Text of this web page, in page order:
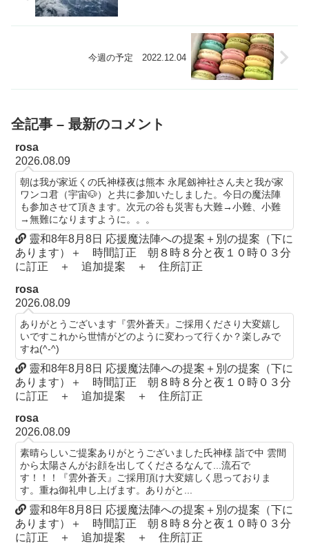
今週の予定 2022.12.04
全記事 – 最新のコメント
rosa
2026.08.09
朝は我が家近くの氏神様夜は熊本 永尾劔神社さん夫と我が家
ワンコ君（宇宙🐶）と共に参加いたしました。今日の魔法陣
も参加させて頂きます。次元の谷も災害も大難→小難、小難
→無難になりますように。。。
靈和8年8月8日 応援魔法陣への提案＋別の提案（下に
あります）＋ 時間訂正 朝８時８分と夜１０時０３分
に訂正 ＋ 追加提案 ＋ 住所訂正
rosa
2026.08.09
ありがとうございます『雲外蒼天』ご採用くださり大変嬉し
いですこれから世情がどのように変わって行くか？楽しみで
すね(^-^)
靈和8年8月8日 応援魔法陣への提案＋別の提案（下に
あります）＋ 時間訂正 朝８時８分と夜１０時０３分
に訂正 ＋ 追加提案 ＋ 住所訂正
rosa
2026.08.09
素晴らしいご提案ありがとうございました氏神様 詣で中 雲間
から太陽さんがお顔を出してくださるなんて...流石で
す！！！『雲外蒼天』ご採用頂け大変嬉しく思っておりま
す。重ね御礼申し上げます。ありがと...
靈和8年8月8日 応援魔法陣への提案＋別の提案（下に
あります）＋ 時間訂正 朝８時８分と夜１０時０３分
に訂正 ＋ 追加提案 ＋ 住所訂正